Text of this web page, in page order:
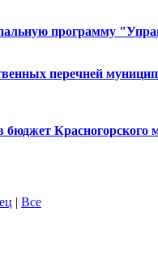
программу
перечней
| Все